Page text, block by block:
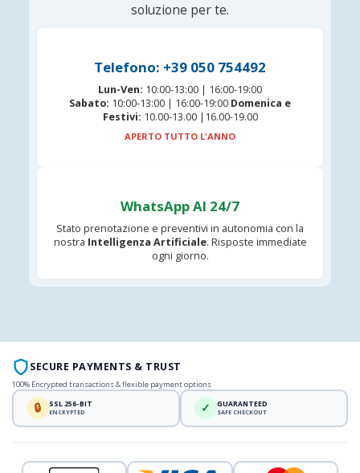
soluzione per te.
Telefono: +39 050 754492
Lun-Ven: 10:00-13:00 | 16:00-19:00
Sabato: 10:00-13:00 | 16:00-19:00 Domenica e
Festivi: 10.00-13.00 |16.00-19.00
APERTO TUTTO L'ANNO
WhatsApp AI 24/7
Stato prenotazione e preventivi in autonomia con la
nostra Intelligenza Artificiale. Risposte immediate
ogni giorno.
SECURE PAYMENTS & TRUST
100% Encrypted transactions & flexible payment options
🔒 SSL 256-BIT
ENCRYPTED ✓ GUARANTEED
SAFE CHECKOUT